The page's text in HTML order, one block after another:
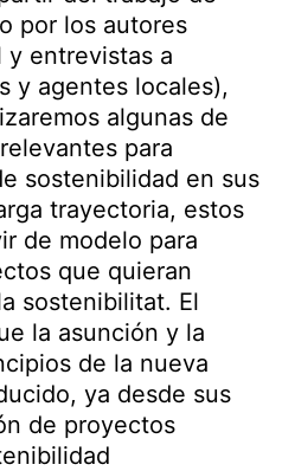
por los autores
y entrevistas a
y agentes locales),
algunas de
para
sostenibilidad en sus
trayectoria, estos
de modelo para
que quieran
sostenibilitat. El
la asunción y la
de la nueva
ya desde sus
de proyectos